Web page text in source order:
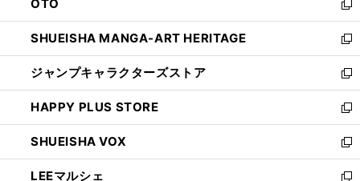
で
開
く
ド
ウ
で
開
く
OTO
新
し
い
ウ
ィ
ン
ド
ウ
で
開
く
SHUEISHA MANGA-ART HERITAGE
新
し
い
ウ
ィ
ン
ド
ウ
で
ジャンプキャラクターズストア
新
し
い
ウ
ィ
ン
ド
HAPPY PLUS STORE
新
し
い
ウ
ィ
SHUEISHA VOX
新
し
LEEマルシェ